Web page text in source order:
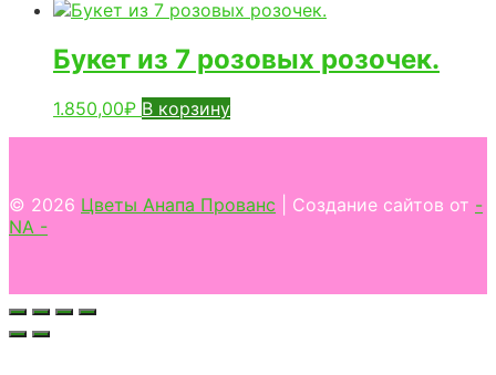
Букет из 7 розовых розочек.
1.850,00₽ В корзину
© 2026 Цветы Анапа Прованс | Создание сайтов от -
NA -